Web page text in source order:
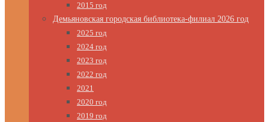
2015 год
Демьяновская городская библиотека-филиал 2026 год
2025 год
2024 год
2023 год
2022 год
2021
2020 год
2019 год